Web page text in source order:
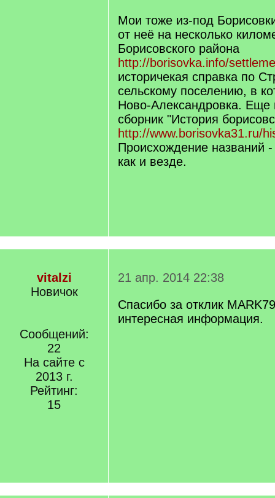
q
]
Мои тоже из-под
от неё на несколько
Борисовского района
http://borisovka.info/
историчекая справка по
сельскому поселению, в
Ново-Александровка. Еще
сборник "История
http://www.borisovka31.ru/
Происхождение названий
как и везде.
vitalzi
Новичок
Сообщений:
22
На сайте с
2013 г.
Рейтинг:
15
21 апр. 2014 22:38
Спасибо за отклик
интересная информация.